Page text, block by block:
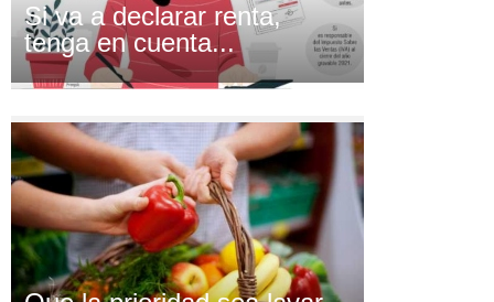
Si va a declarar renta,
tenga en cuenta...